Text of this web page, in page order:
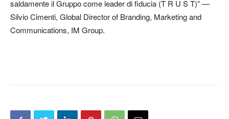
saldamente il Gruppo come leader di fiducia (T R U S T)” —
Silvio Cimenti, Global Director of Branding, Marketing and
Communications, IM Group.